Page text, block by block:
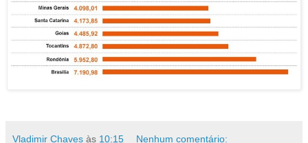
Vladimir Chaves às 10:15 Nenhum comentário: